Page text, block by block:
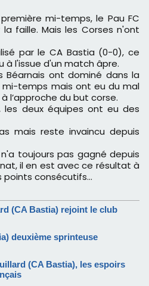
mi-temps, le Pau FC
faille. Mais les Corses n'ont
par le CA Bastia (0-0), ce
à l'issue d'un match âpre.
Béarnais ont dominé dans la
mi-temps mais ont eu du mal
l’approche du but corse.
les deux équipes ont eu des
mais reste invaincu depuis
toujours pas gagné depuis
il en est avec ce résultat à
consécutifs...
(CA Bastia) rejoint le club
deuxième sprinteuse
(CA Bastia), les espoirs